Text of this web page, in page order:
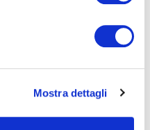
Mostra dettagli